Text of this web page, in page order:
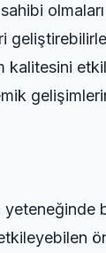
kalitesini
yeteneğinde